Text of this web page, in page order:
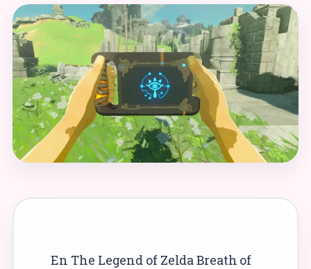
En The Legend of Zelda Breath of